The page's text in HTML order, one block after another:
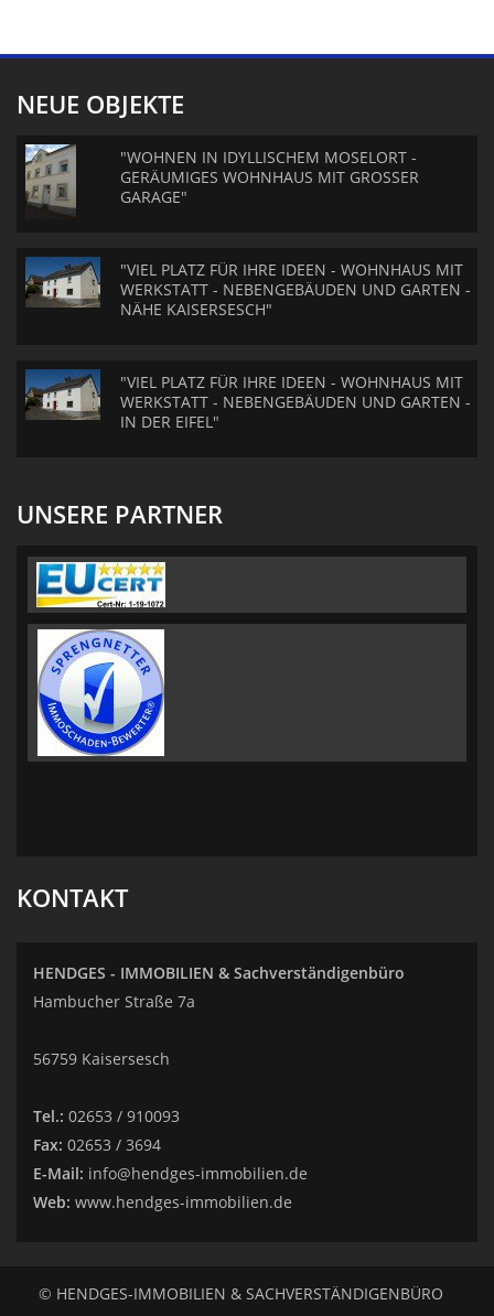
NEUE OBJEKTE
"WOHNEN IN IDYLLISCHEM MOSELORT -
GERÄUMIGES WOHNHAUS MIT GROSSER
GARAGE"
"VIEL PLATZ FÜR IHRE IDEEN - WOHNHAUS MIT
WERKSTATT - NEBENGEBÄUDEN UND GARTEN -
NÄHE KAISERSESCH"
"VIEL PLATZ FÜR IHRE IDEEN - WOHNHAUS MIT
WERKSTATT - NEBENGEBÄUDEN UND GARTEN -
IN DER EIFEL"
UNSERE PARTNER
KONTAKT
HENDGES - IMMOBILIEN & Sachverständigenbüro
Hambucher Straße 7a
56759 Kaisersesch
Tel.: 02653 / 910093
Fax: 02653 / 3694
E-Mail: info@hendges-immobilien.de
Web: www.hendges-immobilien.de
© HENDGES-IMMOBILIEN & SACHVERSTÄNDIGENBÜRO